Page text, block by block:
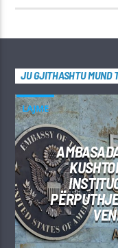
JU GJITHASHTU MUND
LAJME